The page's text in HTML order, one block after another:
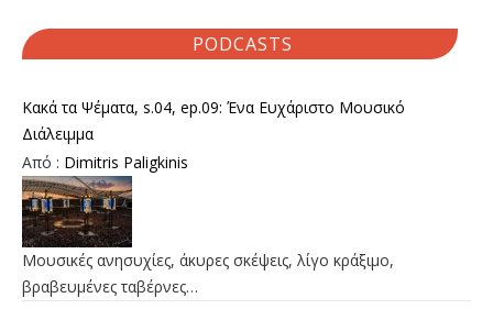
PODCASTS
Κακά τα Ψέματα, s.04, ep.09: Ένα Ευχάριστο Μουσικό
Διάλειμμα
Από : Dimitris Paligkinis
Μουσικές ανησυχίες, άκυρες σκέψεις, λίγο κράξιμο,
βραβευμένες ταβέρνες…